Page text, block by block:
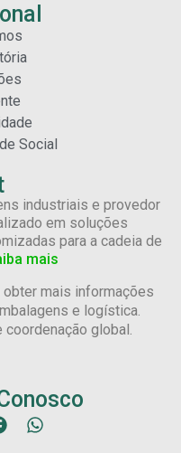
Social
industriais e provedor
em soluções
para a cadeia de
mais
obter mais informações
e logística.
global.